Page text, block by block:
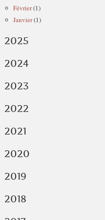
Février(1)
Janvier(1)
2025
2024
2023
2022
2021
2020
2019
2018